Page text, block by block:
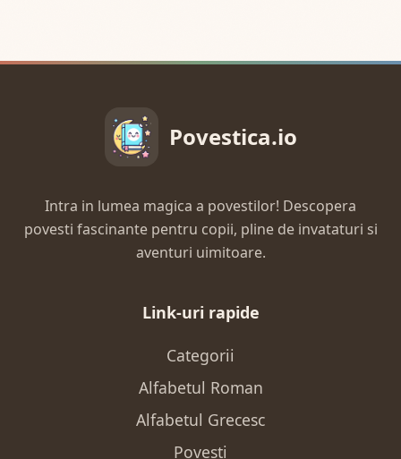
Povestica.io
Intra in lumea magica a povestilor! Descopera
povesti fascinante pentru copii, pline de invataturi si
aventuri uimitoare.
Link-uri rapide
Categorii
Alfabetul Roman
Alfabetul Grecesc
Povesti